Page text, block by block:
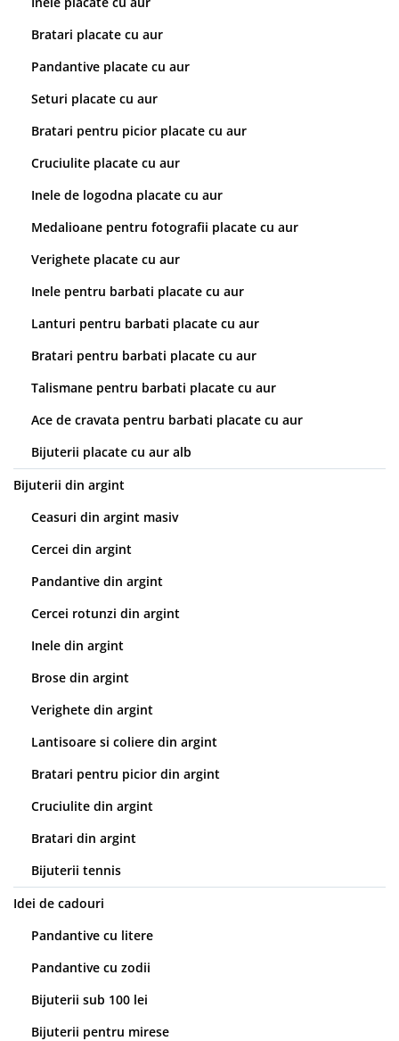
Bratari placate cu aur
Pandantive placate cu aur
Seturi placate cu aur
Bratari pentru picior placate cu aur
Cruciulite placate cu aur
Inele de logodna placate cu aur
Medalioane pentru fotografii placate cu aur
Verighete placate cu aur
Inele pentru barbati placate cu aur
Lanturi pentru barbati placate cu aur
Bratari pentru barbati placate cu aur
Talismane pentru barbati placate cu aur
Ace de cravata pentru barbati placate cu aur
Bijuterii placate cu aur alb
Bijuterii din argint
Ceasuri din argint masiv
Cercei din argint
Pandantive din argint
Cercei rotunzi din argint
Inele din argint
Brose din argint
Verighete din argint
Lantisoare si coliere din argint
Bratari pentru picior din argint
Cruciulite din argint
Bratari din argint
Bijuterii tennis
Idei de cadouri
Pandantive cu litere
Pandantive cu zodii
Bijuterii sub 100 lei
Bijuterii pentru mirese